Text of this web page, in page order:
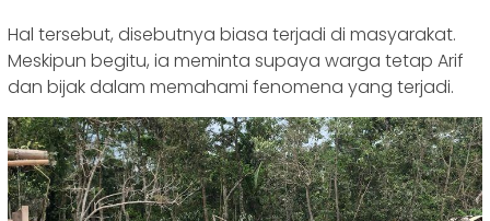
Hal tersebut, disebutnya biasa terjadi di masyarakat.
Meskipun begitu, ia meminta supaya warga tetap Arif
dan bijak dalam memahami fenomena yang terjadi.